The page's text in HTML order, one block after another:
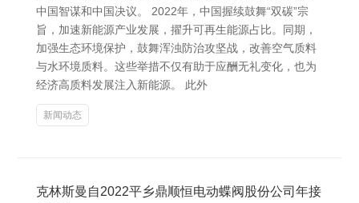
中国智谋和中国决议。 2022年，中国握续鼓舞“双碳”宗
旨，加速新能源产业发展，擢升可再生能源占比。同期，
加强生态环境保护，鼓舞浑浊防治攻坚战，改善空气质料
与水环境质料。这些举措不仅有助于应酬无礼变化，也为
经济高质料发展注入新能源。 此外
新闻动态
克林斯曼自2022平乡鼎顺恒电动蝶阀股份公司年接